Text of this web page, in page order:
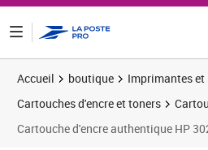
Accueil boutique
Imprimantes et
Cartouches d'encre et toners
Cartouche d'encre authentique HP